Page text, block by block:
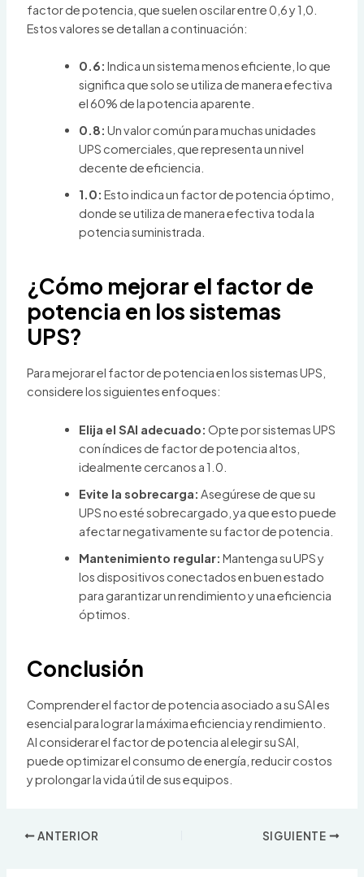
factor de potencia, que suelen oscilar entre 0,6 y 1,0.
Estos valores se detallan a continuación:
0.6: Indica un sistema menos eficiente, lo que
significa que solo se utiliza de manera efectiva
el 60% de la potencia aparente.
0.8: Un valor común para muchas unidades
UPS comerciales, que representa un nivel
decente de eficiencia.
1.0: Esto indica un factor de potencia óptimo,
donde se utiliza de manera efectiva toda la
potencia suministrada.
¿Cómo mejorar el factor de
potencia en los sistemas
UPS?
Para mejorar el factor de potencia en los sistemas UPS,
considere los siguientes enfoques:
Elija el SAI adecuado: Opte por sistemas UPS
con índices de factor de potencia altos,
idealmente cercanos a 1.0.
Evite la sobrecarga: Asegúrese de que su
UPS no esté sobrecargado, ya que esto puede
afectar negativamente su factor de potencia.
Mantenimiento regular: Mantenga su UPS y
los dispositivos conectados en buen estado
para garantizar un rendimiento y una eficiencia
óptimos.
Conclusión
Comprender el factor de potencia asociado a su SAI es
esencial para lograr la máxima eficiencia y rendimiento.
Al considerar el factor de potencia al elegir su SAI,
puede optimizar el consumo de energía, reducir costos
y prolongar la vida útil de sus equipos.
ANTERIOR SIGUIENTE